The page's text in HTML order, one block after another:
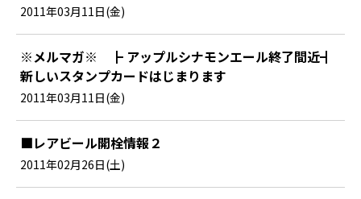
2011年03月11日(金)
※メルマガ※ ┣ アップルシナモンエール終了間近┫
新しいスタンプカードはじまります
2011年03月11日(金)
■レアビール開栓情報２
2011年02月26日(土)